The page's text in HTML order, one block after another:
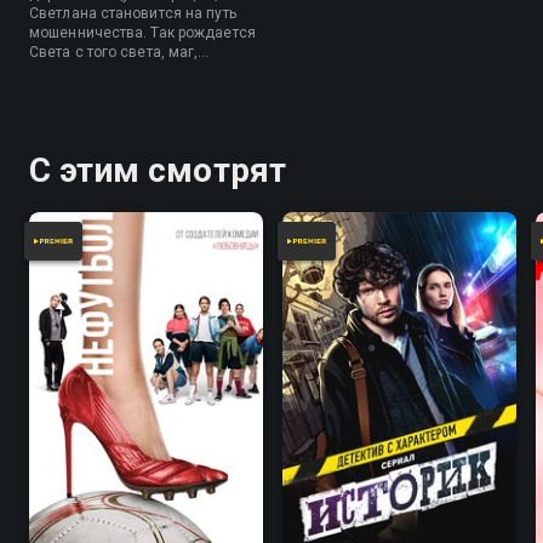
Светлана становится на путь
мошенничества. Так рождается
Света с того света, маг,
С этим смотрят